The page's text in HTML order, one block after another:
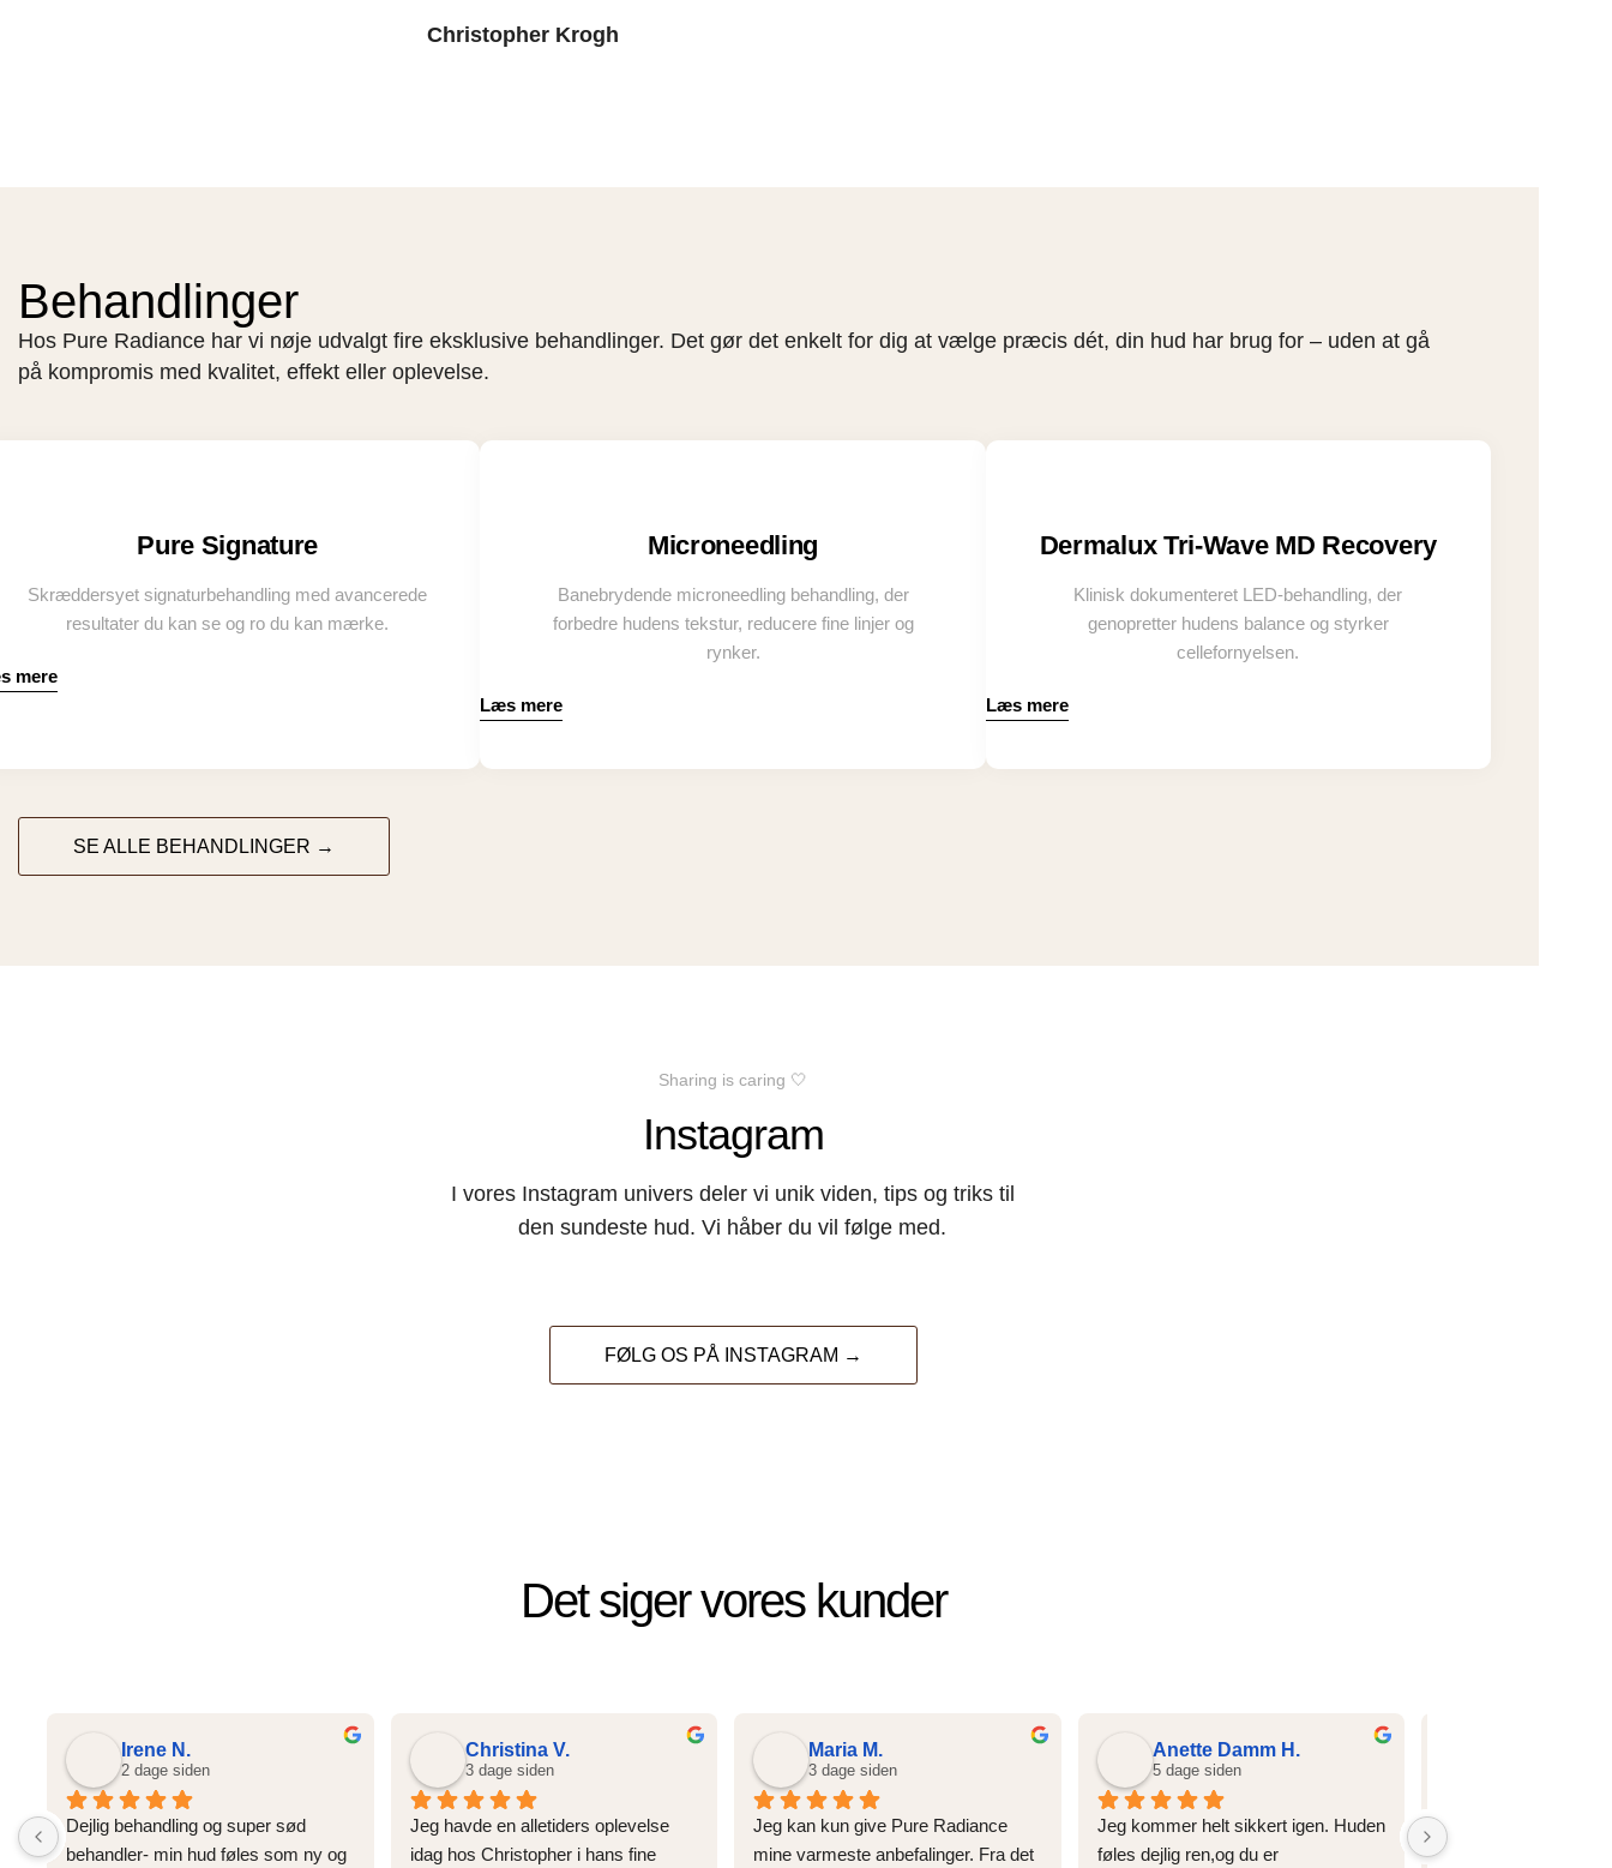
Christopher Krogh
Behandlinger
Hos Pure Radiance har vi nøje udvalgt fire eksklusive behandlinger. Det gør det enkelt for dig at vælge præcis dét, din hud har brug for – uden at gå
på kompromis med kvalitet, effekt eller oplevelse.
Pure Signature
Skræddersyet signaturbehandling med avancerede
resultater du kan se og ro du kan mærke.
mere
Microneedling
Banebrydende microneedling behandling, der
forbedre hudens tekstur, reducere fine linjer og
rynker.
Læs mere
Dermalux Tri-Wave MD Recovery
Klinisk dokumenteret LED-behandling, der
genopretter hudens balance og styrker
cellefornyelsen.
Læs mere
SE ALLE BEHANDLINGER →
Sharing is caring 🤍
Instagram
I vores Instagram univers deler vi unik viden, tips og triks til
den sundeste hud. Vi håber du vil følge med.
FØLG OS PÅ INSTAGRAM →
Det siger vores kunder
Irene N.
2 dage siden
Dejlig behandling og super sød
behandler- min hud føles som ny og
Christina V.
3 dage siden
Jeg havde en alletiders oplevelse
idag hos Christopher i hans fine
Maria M.
3 dage siden
Jeg kan kun give Pure Radiance
mine varmeste anbefalinger. Fra det
Anette Damm H.
5 dage siden
Jeg kommer helt sikkert igen. Huden
føles dejlig ren,og du er
Hvor skal jeg mon